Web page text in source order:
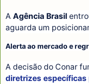
A Agência Brasil
aguarda um
Alerta ao mercado e
A decisão do Conar
diretrizes específicas